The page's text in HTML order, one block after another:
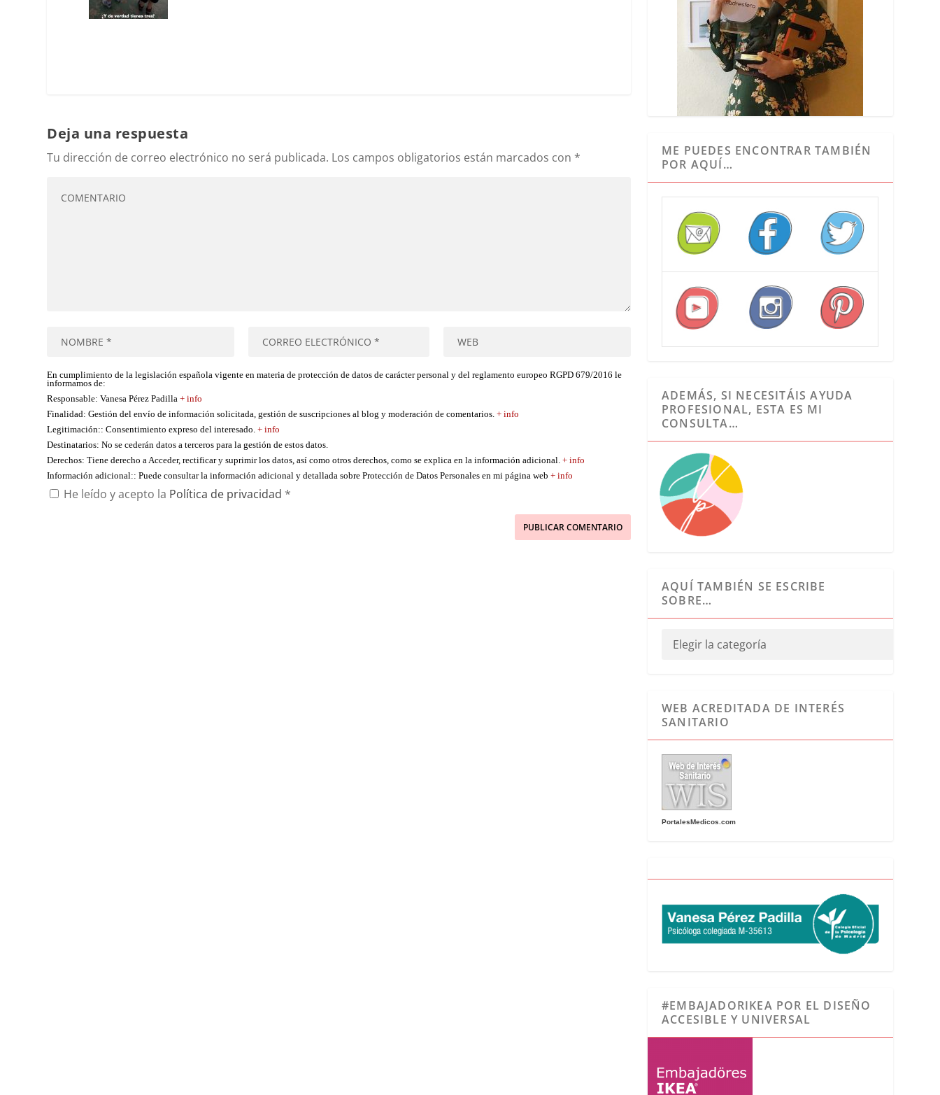
Deja una respuesta
Tu dirección de correo electrónico no será publicada. Los campos obligatorios están marcados con *
En cumplimiento de la legislación española vigente en materia de protección de datos de carácter personal y del reglamento europeo RGPD 679/2016 le
informamos de:
Responsable: Vanesa Pérez Padilla+ info
Finalidad: Gestión del envío de información solicitada, gestión de suscripciones al blog y moderación de comentarios.+ info
Legitimación:: Consentimiento expreso del interesado.+ info
Destinatarios: No se cederán datos a terceros para la gestión de estos datos.
Derechos: Tiene derecho a Acceder, rectificar y suprimir los datos, así como otros derechos, como se explica en la información adicional.+ info
Información adicional:: Puede consultar la información adicional y detallada sobre Protección de Datos Personales en mi página web+ info
He leído y acepto la Política de privacidad *
ME PUEDES ENCONTRAR TAMBIÉN
POR AQUÍ…
ADEMÁS, SI NECESITÁIS AYUDA
PROFESIONAL, ESTA ES MI
CONSULTA…
AQUÍ TAMBIÉN SE ESCRIBE
SOBRE…
WEB ACREDITADA DE INTERÉS
SANITARIO
PortalesMedicos.com
#EMBAJADORIKEA POR EL DISEÑO
ACCESIBLE Y UNIVERSAL